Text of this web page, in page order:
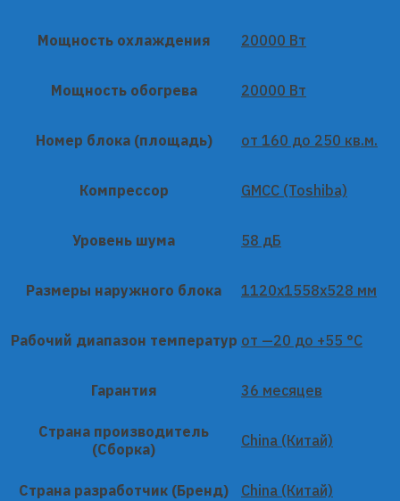
Мощность охлаждения 20000 Вт
Мощность обогрева 20000 Вт
Номер блока (площадь) от 160 до 250 кв.м.
Компрессор GMCC (Toshiba)
Уровень шума 58 дБ
Размеры наружного блока 1120x1558x528 мм
Рабочий диапазон температур от —20 до +55 °C
Гарантия 36 месяцев
Страна производитель
(Сборка)
China (Китай)
Страна разработчик (Бренд) China (Китай)